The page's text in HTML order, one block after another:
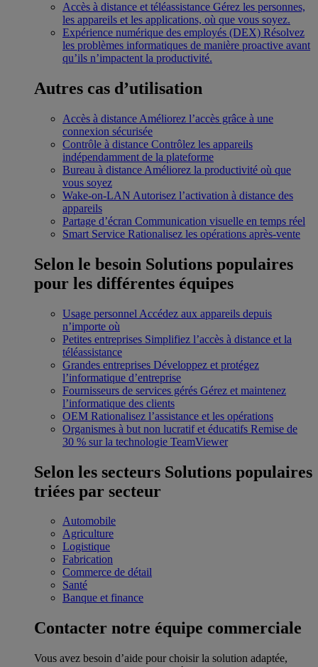
Accès à distance et téléassistance Gérez les personnes,
les appareils et les applications, où que vous soyez.
Expérience numérique des employés (DEX) Résolvez
les problèmes informatiques de manière proactive avant
qu’ils n’impactent la productivité.
Autres cas d’utilisation
Accès à distance Améliorez l’accès grâce à une
connexion sécurisée
Contrôle à distance Contrôlez les appareils
indépendamment de la plateforme
Bureau à distance Améliorez la productivité où que
vous soyez
Wake-on-LAN Autorisez l’activation à distance des
appareils
Partage d’écran Communication visuelle en temps réel
Smart Service Rationalisez les opérations après-vente
Selon le besoin Solutions populaires
pour les différentes équipes
Usage personnel Accédez aux appareils depuis
n’importe où
Petites entreprises Simplifiez l’accès à distance et la
téléassistance
Grandes entreprises Développez et protégez
l’informatique d’entreprise
Fournisseurs de services gérés Gérez et maintenez
l’informatique des clients
OEM Rationalisez l’assistance et les opérations
Organismes à but non lucratif et éducatifs Remise de
30 % sur la technologie TeamViewer
Selon les secteurs Solutions populaires
triées par secteur
Automobile
Agriculture
Logistique
Fabrication
Commerce de détail
Santé
Banque et finance
Contacter notre équipe commerciale
Vous avez besoin d’aide pour choisir la solution adaptée,